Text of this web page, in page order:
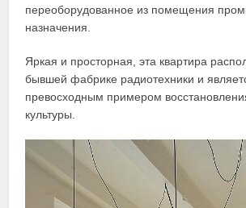
переоборудованное из помещения
назначения.
Яркая и просторная, эта квартира
бывшей фабрике радиотехники и
превосходным примером
культуры.